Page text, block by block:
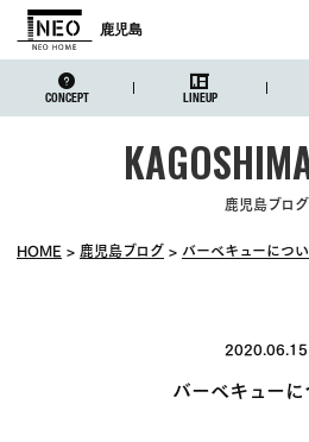
鹿児島
CONCEPT LINEUP
鹿児島ブログ
HOME 鹿児島ブログ バーベキューにつ
2020.06.15
バーベキューに